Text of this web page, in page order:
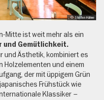
, © Stefan Kühne
Mitte ist weit mehr als ein
und Gemütlichkeit.
und Ästhetik, kombiniert es
Holzelementen und einem
der mit üppigem Grün
Frühstück wie
Klassiker –